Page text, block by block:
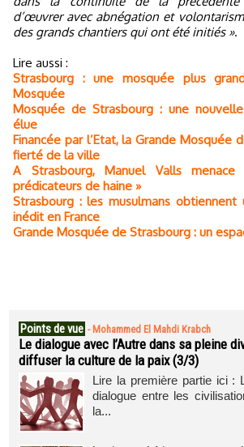
d’œuvrer avec abnégation et
des grands chantiers qui ont été initiés ».
Lire aussi :
Strasbourg : une mosquée plus
Mosquée
Mosquée de Strasbourg : une
élue
Financée par l’Etat, la Grande Mosquée
fierté de la ville
A Strasbourg, Manuel Valls
prédicateurs de haine »
Strasbourg : les musulmans obtiennent
inédit en France
Grande Mosquée de Strasbourg : un
Points de vue - Mohammed El Mahdi Krabch
Le dialogue avec l’Autre dans sa pleine
diffuser la culture de la paix (3/3)
Lire la première partie ici :
dialogue entre les
la...